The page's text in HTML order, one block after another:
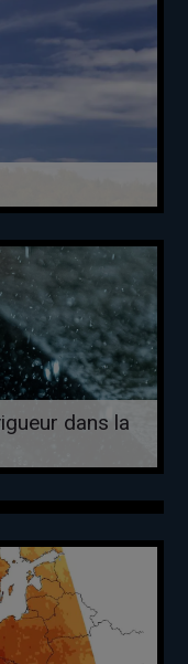
dans la